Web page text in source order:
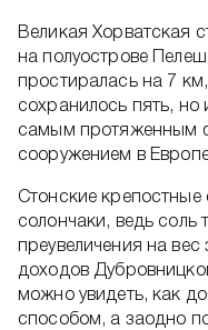
Великая Хорватская
на полуострове
простиралась на 7
сохранилось пять, но
самым протяженным
сооружением в
Стонские
солончаки, ведь соль
преувеличения на вес
доходов
можно увидеть, как
способом, а заодно